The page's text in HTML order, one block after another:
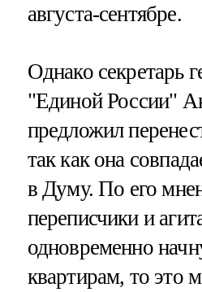
августа-сентябре.
Однако секретарь
"Единой России"
предложил
так как она
в Думу. По его
переписчики и
одновременно
квартирам, то это